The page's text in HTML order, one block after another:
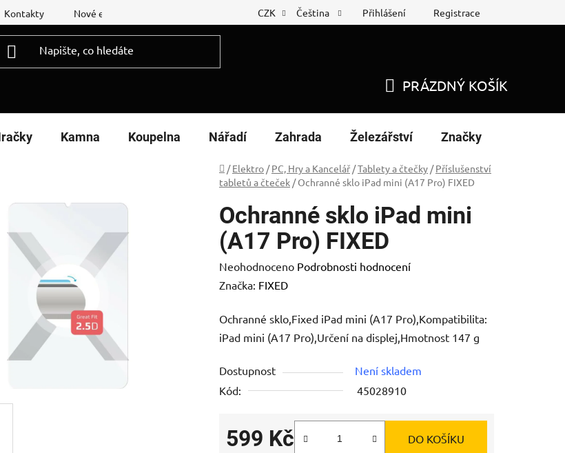
Kontakty Nové energetické štítky Reklamační list Nákup na splátky
CZK Čeština Přihlášení Registrace
KOŠÍK
PRÁZDNÝ KOŠÍK
Kamna Koupelna Nářadí Zahrada Železářství Značky
Domů
/ Elektro / PC, Hry a Kancelář /Tablety a čtečky / Příslušenství
tabletů a čteček / Ochranné sklo iPad mini (A17 Pro) FIXED
Ochranné sklo iPad mini
(A17 Pro) FIXED
Průměrné
hodnocení
je
0,0
5
hvězdiček.
Neohodnoceno Podrobnosti hodnocení
Značka: FIXED
Ochranné sklo,Fixed iPad mini (A17 Pro),Kompatibilita:
iPad mini (A17 Pro),Určení na displej,Hmotnost 147 g
Dostupnost
Není skladem
Kód:
45028910
599 Kč DO KOŠÍKU